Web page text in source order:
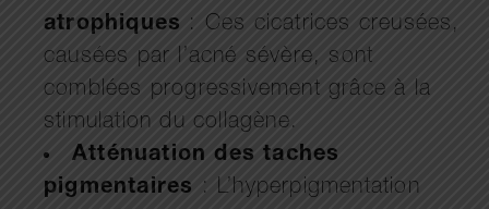
atrophiques : Ces cicatrices creusées,
causées par l’acné sévère, sont
comblées progressivement grâce à la
stimulation du collagène.
Atténuation des taches
pigmentaires : L’hyperpigmentation